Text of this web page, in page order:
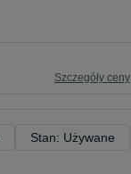
Szczegóły ceny
Stan: Używane